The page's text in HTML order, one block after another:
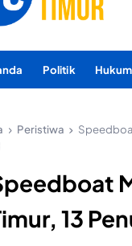
Politik Hukum
Peristiwa
13